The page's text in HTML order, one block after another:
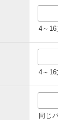
4～16
4～
同じ